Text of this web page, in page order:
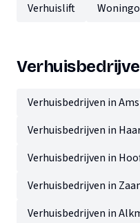
Verhuislift
Verhuisbedrijven in
Verhuisbedrijven in
Verhuisbedrijven in
Verhuisbedrijven in
Verhuisbedrijven in